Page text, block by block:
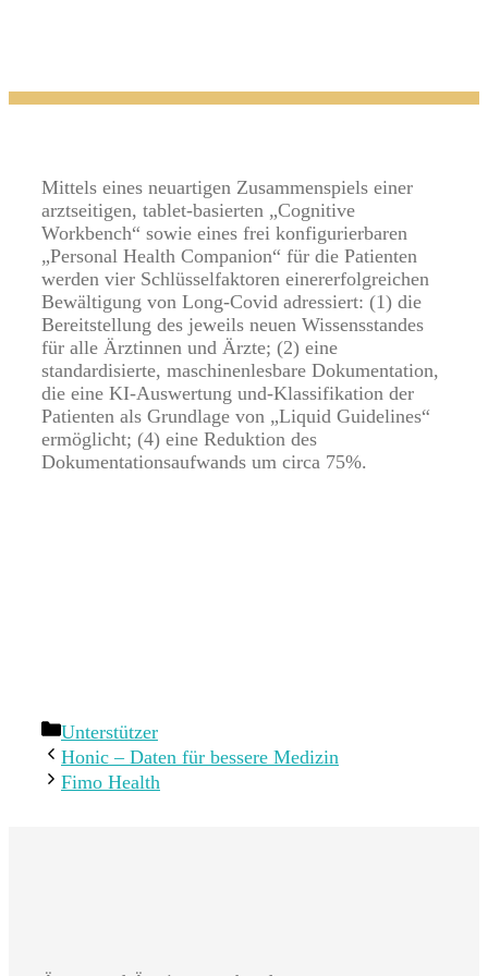
Mittels eines neuartigen Zusammenspiels einer
arztseitigen, tablet-basierten „Cognitive
Workbench“ sowie eines frei konfigurierbaren
„Personal Health Companion“ für die Patienten
werden vier Schlüsselfaktoren einererfolgreichen
Bewältigung von Long-Covid adressiert: (1) die
Bereitstellung des jeweils neuen Wissensstandes
für alle Ärztinnen und Ärzte; (2) eine
standardisierte, maschinenlesbare Dokumentation,
die eine KI-Auswertung und-Klassifikation der
Patienten als Grundlage von „Liquid Guidelines“
ermöglicht; (4) eine Reduktion des
Dokumentationsaufwands um circa 75%.
Kategorien
Unterstützer
Honic – Daten für bessere Medizin
Fimo Health